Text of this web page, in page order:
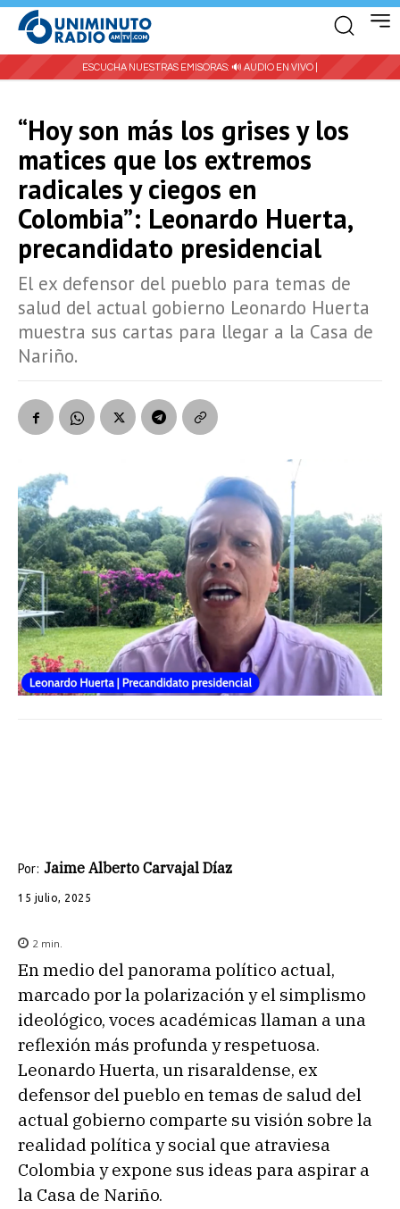
ESCUCHA NUESTRAS EMISORAS: 🔊 AUDIO EN VIVO |
“Hoy son más los grises y los
matices que los extremos
radicales y ciegos en
Colombia”: Leonardo Huerta,
precandidato presidencial
El ex defensor del pueblo para temas de
salud del actual gobierno Leonardo Huerta
muestra sus cartas para llegar a la Casa de
Nariño.
Por: Jaime Alberto Carvajal Díaz
15 julio, 2025
2 min.
En medio del panorama político actual,
marcado por la polarización y el simplismo
ideológico, voces académicas llaman a una
reflexión más profunda y respetuosa.
Leonardo Huerta, un risaraldense, ex
defensor del pueblo en temas de salud del
actual gobierno comparte su visión sobre la
realidad política y social que atraviesa
Colombia y expone sus ideas para aspirar a
la Casa de Nariño.